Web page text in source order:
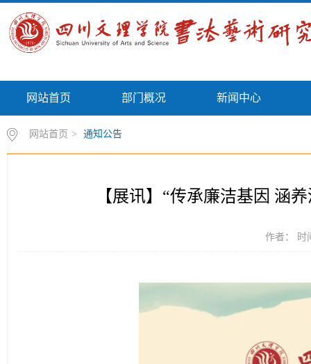
网站首页 部门概况 新闻中心
网站首页 > 通知公告
【展讯】“传承廉洁基因 涵
作者： 时